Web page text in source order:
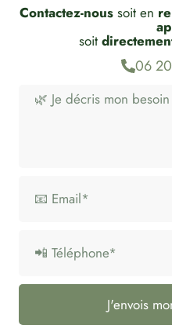
Contactez-nous soit en
soit
06
J'envois